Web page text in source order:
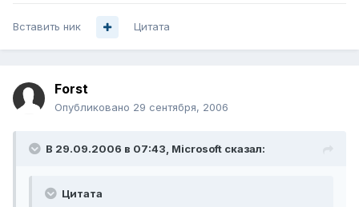
Вставить ник Цитата
Forst
Опубликовано 29 сентября, 2006
В 29.09.2006 в 07:43, Microsoft сказал:
Цитата